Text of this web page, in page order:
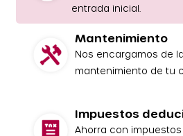
entrada inicial.
Mantenimiento
Nos encargamos de
mantenimiento de tu
Impuestos
Ahorra con